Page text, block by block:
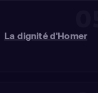
La dignité d'Homer